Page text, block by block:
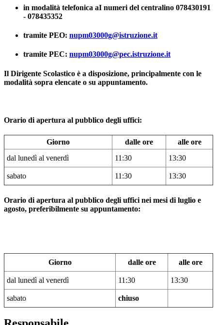
in modalità telefonica aI numeri del centralino 078430191
- 078435352
tramite PEO: nupm03000g@istruzione.it
tramite PEC: nupm03000g@pec.istruzione.it
Il Dirigente Scolastico è a disposizione, principalmente con le
modalità sopra elencate o su appuntamento.
Orario di apertura al pubblico degli uffici:
Giorno dalle ore
alle ore
dal lunedì al venerdì
11:30 13:30
sabato 11:30 13:30
Orario di apertura al pubblico degli uffici nei mesi di luglio e
agosto, preferibilmente su appuntamento:
Giorno dalle ore alle ore
dal lunedì al venerdì 11:30 13:30
sabato chiuso